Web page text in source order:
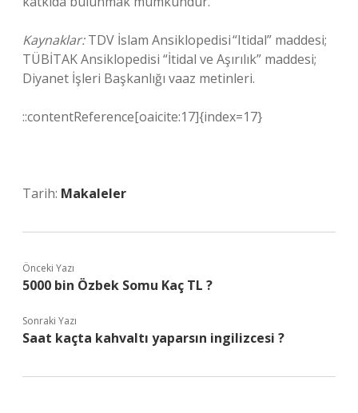
Kaynaklar:TDV İslam Ansiklopedisi “Itidal” maddesi;
TÜBİTAK Ansiklopedisi “İtidal ve Aşırılık” maddesi;
Diyanet İşleri Başkanlığı vaaz metinleri.
::contentReference[oaicite:17]{index=17}
Tarih: Makaleler
Önceki Yazı
5000 bin Özbek Somu Kaç TL ?
Sonraki Yazı
Saat kaçta kahvaltı yaparsın ingilizcesi ?